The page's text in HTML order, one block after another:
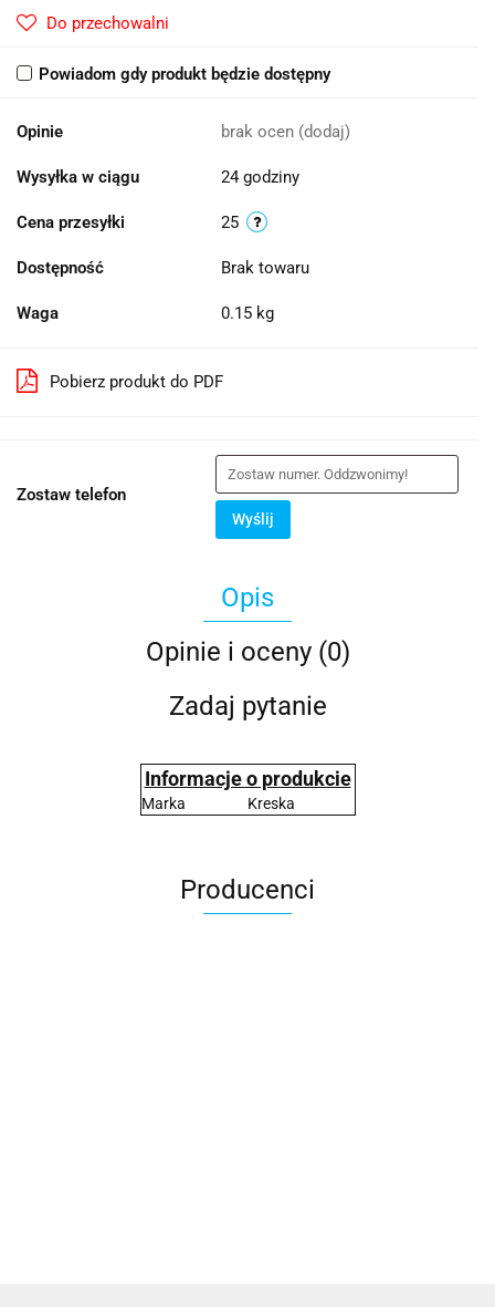
Do przechowalni
Powiadom gdy produkt będzie dostępny
Opinie brak ocen (dodaj)
Wysyłka w ciągu 24 godziny
Cena przesyłki 25
Dostępność Brak towaru
Waga 0.15 kg
Pobierz produkt do PDF
Zostaw telefon
Wyślij
Opis
Opinie i oceny (0)
Zadaj pytanie
Informacje o produkcie
Marka Kreska
Producenci